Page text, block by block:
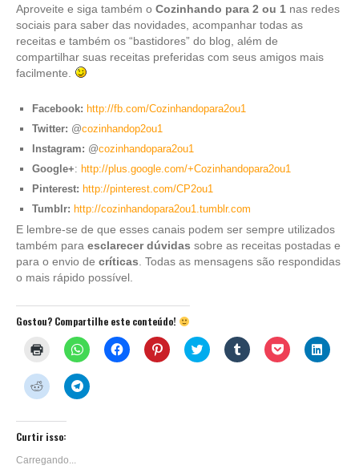
Aproveite e siga também o Cozinhando para 2 ou 1 nas redes
sociais para saber das novidades, acompanhar todas as
receitas e também os “bastidores” do blog, além de
compartilhar suas receitas preferidas com seus amigos mais
facilmente.
Facebook: http://fb.com/Cozinhandopara2ou1
Twitter: @cozinhandop2ou1
Instagram: @cozinhandopara2ou1
Google+: http://plus.google.com/+Cozinhandopara2ou1
Pinterest: http://pinterest.com/CP2ou1
Tumblr: http://cozinhandopara2ou1.tumblr.com
E lembre-se de que esses canais podem ser sempre utilizados
também para esclarecer dúvidas sobre as receitas postadas e
para o envio de críticas . Todas as mensagens são respondidas
o mais rápido possível.
Gostou? Compartilhe este conteúdo!
Clique
para
em
nova
janela)
Clique
para
no
WhatsApp(abre
em
Clique
para
Clique
para
Clique
para
Clique
para
Clique
para
Clique
para
Clique
para
Reddit(abre
em
janela)
Clique
para
Curtir isso:
Carregando...